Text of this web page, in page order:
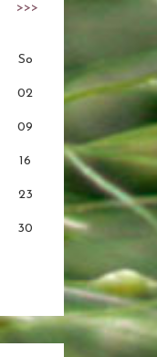
>>>
So
02
09
16
23
30